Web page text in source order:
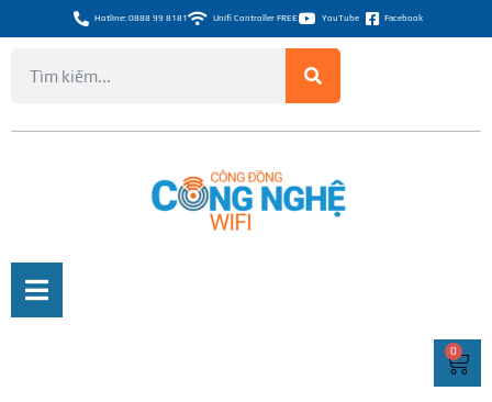
Hotline: 0888 99 8181 Unifi Controller FREE YouTube Facebook
0